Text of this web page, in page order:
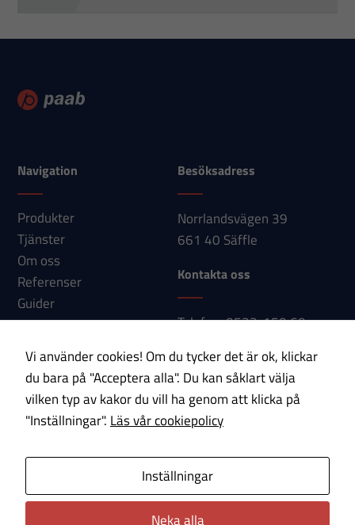
Navigation
Produkter
Tjänster
Om oss
Referenser
Guider
Nyheter
Kontakt
Besöksadress
Norrlandsvägen 39
661 40 Säffle
Kontakta oss
Telefon: 0533-150 60
info@paab.com
Prenumerera på vårt nyhetsbrev!
E-post
Om cookies
Vi använder cookies! Om du tycker det är ok, klickar
du bara på "Acceptera alla". Du kan såklart välja
vilken typ av kakor du vill ha genom att klicka på
"Inställningar". Läs vår cookiepolicy
Inställningar
Neka alla